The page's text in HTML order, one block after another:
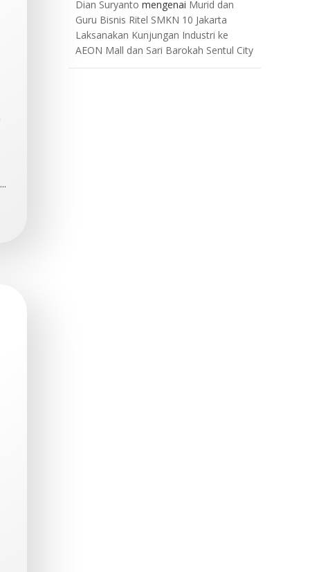
Dian Suryanto mengenai Murid dan
Guru Bisnis Ritel SMKN 10 Jakarta
Laksanakan Kunjungan Industri ke
AEON Mall dan Sari Barokah Sentul City